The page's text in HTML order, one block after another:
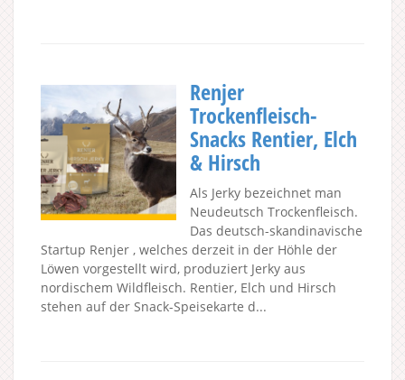
Renjer
Trockenfleisch-
Snacks Rentier, Elch
& Hirsch
Als Jerky bezeichnet man
Neudeutsch Trockenfleisch.
Das deutsch-skandinavische
Startup Renjer , welches derzeit in der Höhle der
Löwen vorgestellt wird, produziert Jerky aus
nordischem Wildfleisch. Rentier, Elch und Hirsch
stehen auf der Snack-Speisekarte d...